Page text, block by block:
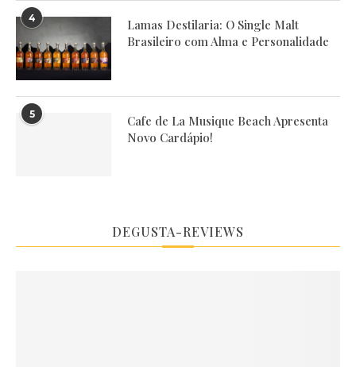
4
Lamas Destilaria: O Single Malt
Brasileiro com Alma e Personalidade
5
Cafe de La Musique Beach Apresenta
Novo Cardápio!
DEGUSTA-REVIEWS